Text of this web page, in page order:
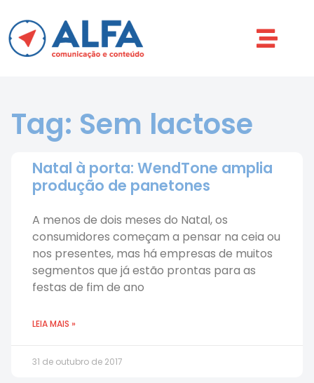
Tag: Sem lactose
Natal à porta: WendTone amplia
produção de panetones
A menos de dois meses do Natal, os
consumidores começam a pensar na ceia ou
nos presentes, mas há empresas de muitos
segmentos que já estão prontas para as
festas de fim de ano
LEIA MAIS »
31 de outubro de 2017